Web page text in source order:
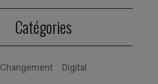
Catégories
Changement Digital